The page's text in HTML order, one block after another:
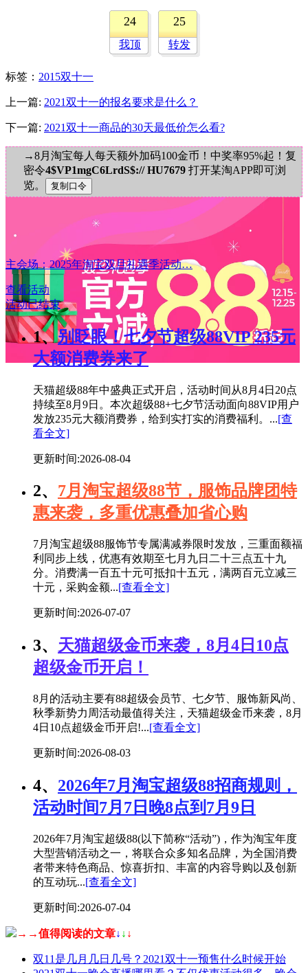
24
我顶
25
转发
标签 ： 2015双十一
上一篇: 2021双十一的报名要求是什么？
下一篇: 2021双十一商品的30天最低价怎么看?
→8月淘宝每人每天额外加码100金币！中奖率95%起！复
密令4$VP1mgC6LrdS$:// HU7679 打开某淘APP即可浏
览。
主会场：2025年淘宝双旦礼遇季活动…
查看活动
活动已结束
1、 别眨眼！七夕节超级88VIP 235元
大额消费券来了
天猫超级88年中盛典正式开启，活动时间从8月4日20点
持续至8月9日。本次超级88+七夕节活动面向88VIP用户
发放235元大额消费券，给到实打实的消费福利。...[查
看全文]
更新时间:2026-08-04
2、 7月淘宝超级88节，服饰品牌团特
惠来袭，多重优惠叠加省心购
7月淘宝超级88服饰节专属满减券限时发放，三重面额福
利同步上线，优惠有效期至七月九日二十三点五十九
分。消费满一百五十元可抵扣十五元，满两百元立减三
十元，采购金额...[查看全文]
更新时间:2026-07-07
3、 天猫超级金币来袭，8月4日10点
超级金币开启！
8月的活动主要有88超级会员节、七夕节、服饰新风尚、
秋季新势力周活动最值得关注，天猫超级金币来袭，8月
4日10点超级金币开启!...[查看全文]
更新时间:2026-08-03
4、 2026年7月淘宝超级88招商规则，
活动时间7月7日晚8点到7月9日
2026年7月淘宝超级88(以下简称“活动”)，作为淘宝年度
大型营销活动之一，将联合众多知名品牌，为全国消费
者带来特色商品、惊喜折扣、丰富的内容导购以及创新
的互动玩...[查看全文]
更新时间:2026-07-04
→→值得阅读的文章↓ ↓ ↓
双11是几月几日几号？2021双十一预售什么时候开始